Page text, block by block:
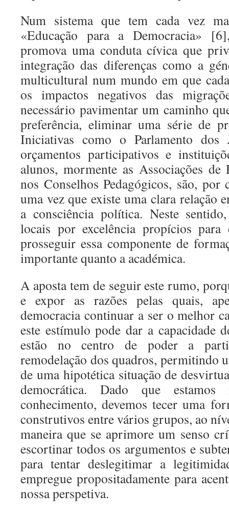
Num sistema que tem cada vez
«Educação para a Democracia»
promova uma conduta cívica que
integração das diferenças como a
multicultural num mundo em que
os impactos negativos das
necessário pavimentar um caminho
preferência, eliminar uma série de
Iniciativas como o Parlamento dos
orçamentos participativos e
alunos, mormente as Associações de
nos Conselhos Pedagógicos, são, por
uma vez que existe uma clara relação
a consciência política. Neste
locais por excelência propícios para
prosseguir essa componente de
importante quanto a académica.
A aposta tem de seguir este rumo,
e expor as razões pelas quais,
democracia continuar a ser o melhor
este estímulo pode dar a capacidade
estão no centro de poder a
remodelação dos quadros, permitindo
de uma hipotética situação de
democrática. Dado que estamos
conhecimento, devemos tecer uma
construtivos entre vários grupos, ao
maneira que se aprimore um senso
escortinar todos os argumentos e
para tentar deslegitimar a
empregue propositadamente para
nossa perspetiva.